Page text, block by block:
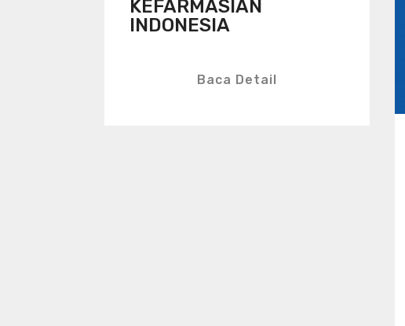
KEFARMASIAN
INDONESIA
Baca Detail